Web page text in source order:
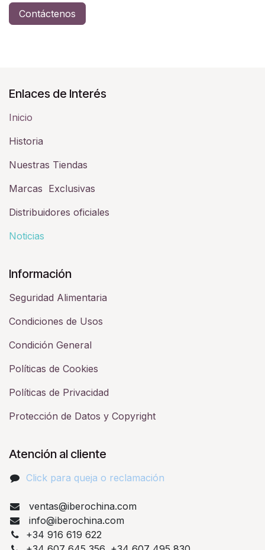
Contáctenos
Enlaces de Interés
Inicio
Historia​
Nuestras Tiendas
Marcas Exclusivas
Distribuidores oficiales
Noticias
Información
Seguridad Alimentaria
Condiciones de Usos
Condición General
Políticas de Cookies
Políticas de Privacidad
Protección de Datos y Copyright
Atención al cliente
Click para queja o reclamación​
ventas@iberochina.com
info@iberochina.com
+34 916 619 622